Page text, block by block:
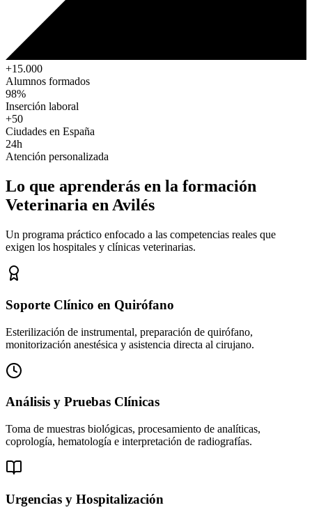
+15.000
Alumnos formados
98%
Inserción laboral
+50
Ciudades en España
24h
Atención personalizada
Lo que aprenderás en la formación
Veterinaria en Avilés
Un programa práctico enfocado a las competencias reales que
exigen los hospitales y clínicas veterinarias.
Soporte Clínico en Quirófano
Esterilización de instrumental, preparación de quirófano,
monitorización anestésica y asistencia directa al cirujano.
Análisis y Pruebas Clínicas
Toma de muestras biológicas, procesamiento de analíticas,
coprología, hematología e interpretación de radiografías.
Urgencias y Hospitalización